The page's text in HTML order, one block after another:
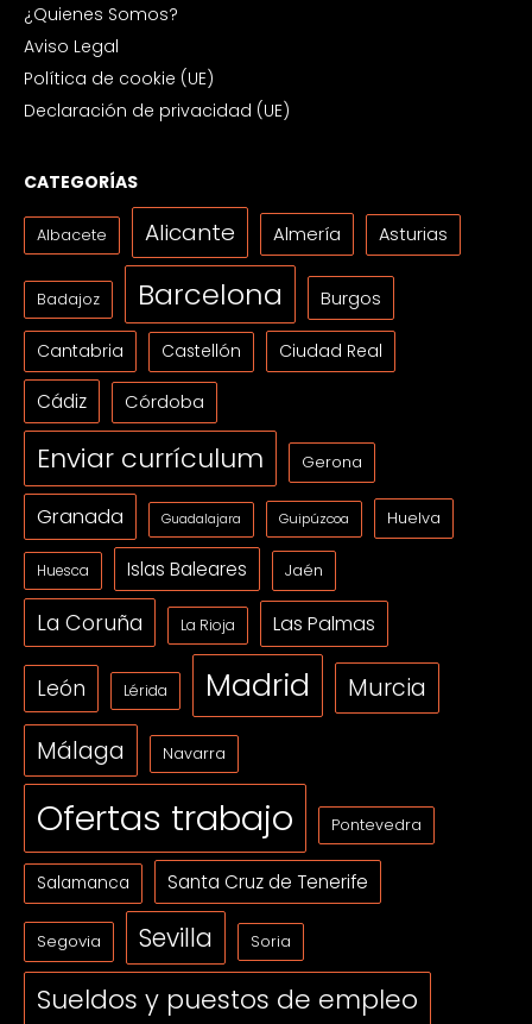
¿Quienes Somos?
Aviso Legal
Política de cookie (UE)
Declaración de privacidad (UE)
CATEGORÍAS
Albacete Alicante Almería Asturias
Badajoz Barcelona Burgos
Cantabria Castellón Ciudad Real
Cádiz Córdoba
Enviar currículum Gerona
Granada Guadalajara Guipúzcoa Huelva
Huesca Islas Baleares Jaén
La Coruña La Rioja Las Palmas
León Lérida Madrid Murcia
Málaga Navarra
Ofertas trabajo Pontevedra
Salamanca Santa Cruz de Tenerife
Segovia Sevilla Soria
Sueldos y puestos de empleo